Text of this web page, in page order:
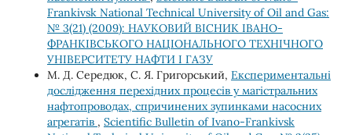
Frankivsk National Technical University of Oil and Gas:
№ 3(21) (2009): НАУКОВИЙ ВІСНИК ІВАНО-
ФРАНКІВСЬКОГО НАЦІОНАЛЬНОГО ТЕХНІЧНОГО
УНІВЕРСИТЕТУ НАФТИ І ГАЗУ
М. Д. Середюк, С. Я. Григорський, Експериментальні
дослідження перехідних процесів у магістральних
нафтопроводах, спричинених зупинками насосних
агрегатів , Scientific Bulletin of Ivano-Frankivsk